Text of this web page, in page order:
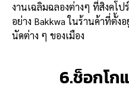
งานเฉลิมฉลองต่างๆ ที่สิงคโ
อย่าง Bakkwa ในร้านค้าที่ตั้
นัดต่าง ๆ ของเมือง
6.ช็อกโก